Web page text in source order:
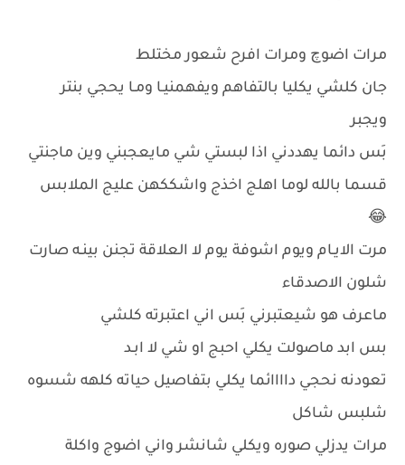
مرات اضوچ ومرات افرح شعور مختلط
جان كلشي يكليا بالتفاهم ويفهمنيـا ومـا يحجي بنتر
ويجبر
بَس دائما يهددني اذا لبستي شي مايعجبني وين ماجنتي
قسما بالله لوما اهلج اخذج واشككهن عليج الملابس
😂
مرت الايـام ويوم اشوفة يوم لا العلاقة تجنن بينـه صارت
شلون الاصدقاء
ماعرف هو شيعتبرني بَس اني اعتبرته كلشي
بس ابد ماصولت يكلي احبج او شي لا ابـد
تعودنه نحجي داااائما يكلي بتفاصيل حياته كلهه شسوه
شلبس شاكل
مرات يدزلي صوره ويكلي شانشر واني اضوج واكلة